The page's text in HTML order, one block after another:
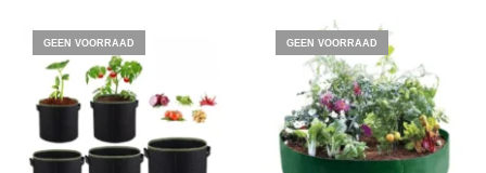
productpagina
de
GEEN VOORRAAD GEEN VOORRAAD